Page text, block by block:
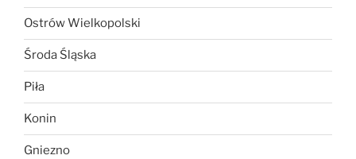
Ostrów Wielkopolski
Środa Śląska
Piła
Konin
Gniezno